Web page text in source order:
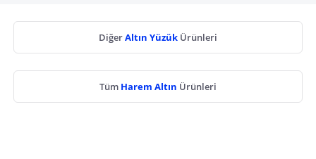
DiğerAltın Yüzük Ürünleri
Tüm Harem Altın Ürünleri